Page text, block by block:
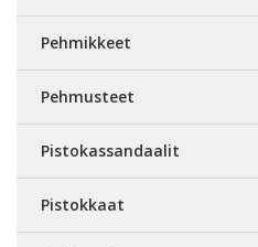
Pehmikkeet
Pehmusteet
Pistokassandaalit
Pistokkaat